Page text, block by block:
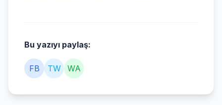
Bu yazıyı paylaş:
FB TW WA